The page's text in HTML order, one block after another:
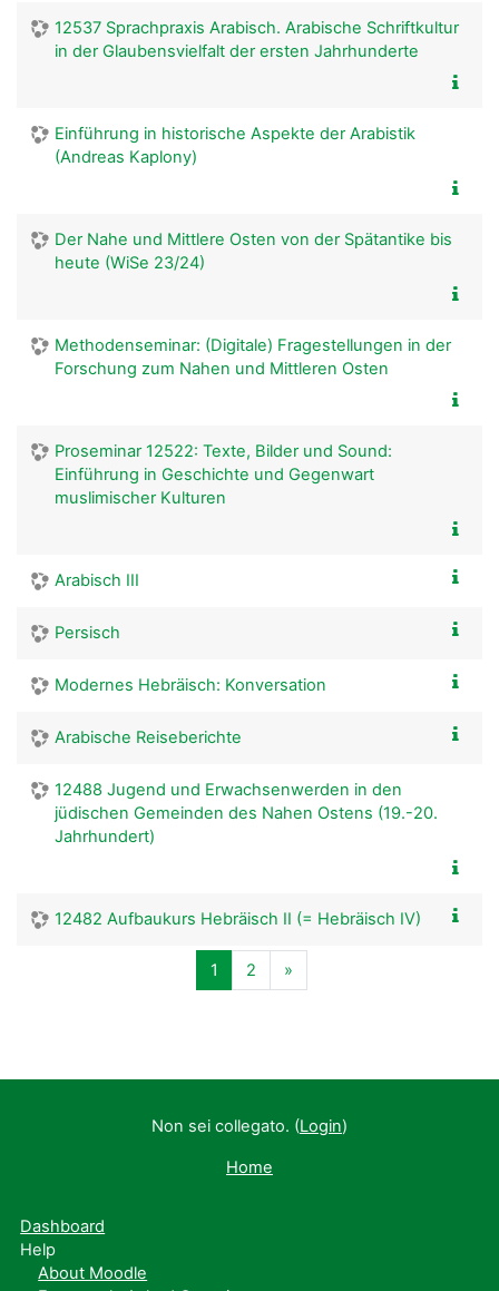
12537 Sprachpraxis Arabisch. Arabische Schriftkultur
in der Glaubensvielfalt der ersten Jahrhunderte
Einführung in historische Aspekte der Arabistik
(Andreas Kaplony)
Der Nahe und Mittlere Osten von der Spätantike bis
heute (WiSe 23/24)
Methodenseminar: (Digitale) Fragestellungen in der
Forschung zum Nahen und Mittleren Osten
Proseminar 12522: Texte, Bilder und Sound:
Einführung in Geschichte und Gegenwart
muslimischer Kulturen
Arabisch III
Persisch
Modernes Hebräisch: Konversation
Arabische Reiseberichte
12488 Jugend und Erwachsenwerden in den
jüdischen Gemeinden des Nahen Ostens (19.-20.
Jahrhundert)
12482 Aufbaukurs Hebräisch II (= Hebräisch IV)
1 Pagina 1
2Pagina 2
»Pagina successiva
Non sei collegato. (Login)
Home
Dashboard
Help
About Moodle